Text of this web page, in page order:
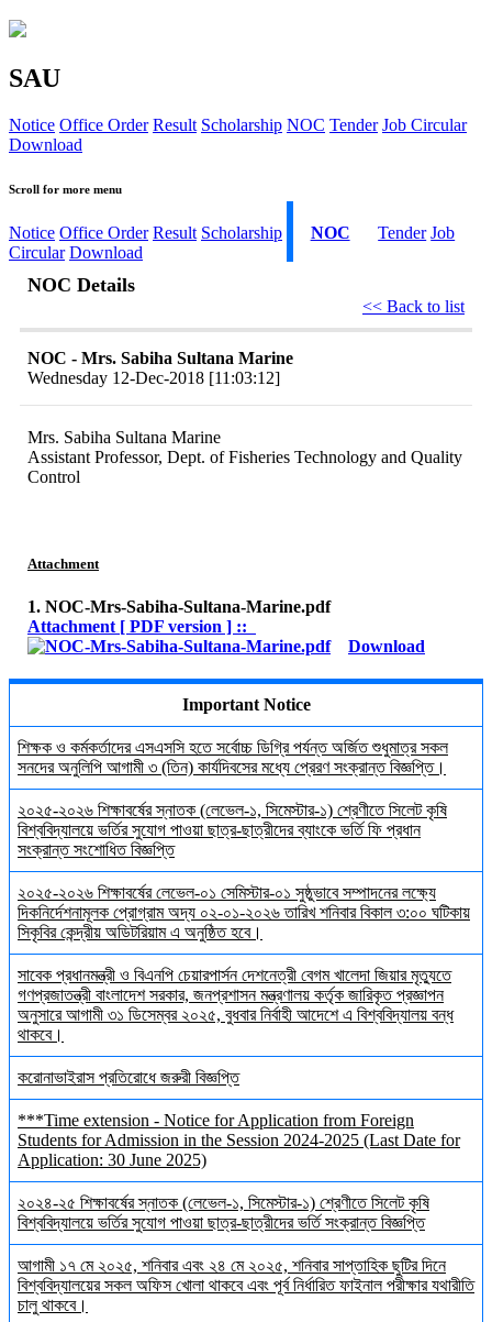
SAU
Notice Office Order Result Scholarship NOC Tender Job Circular
Download
Scroll for more menu
Notice Office Order Result Scholarship NOC Tender Job
Circular Download
NOC Details
<< Back to list
NOC - Mrs. Sabiha Sultana Marine
Wednesday 12-Dec-2018 [11:03:12]
Mrs. Sabiha Sultana Marine
Assistant Professor, Dept. of Fisheries Technology and Quality
Control
Attachment
1. NOC-Mrs-Sabiha-Sultana-Marine.pdf
Attachment [ PDF version ] ::
Download
Important Notice
শিক্ষক ও কর্মকর্তাদের এসএসসি হতে সর্বোচ্চ ডিগ্রি পর্যন্ত অর্জিত শুধুমাত্র সকল
সনদের অনুলিপি আগামী ৩ (তিন) কার্যদিবসের মধ্যে প্রেরণ সংক্রান্ত বিজ্ঞপ্তি।
২০২৫-২০২৬ শিক্ষাবর্ষের স্নাতক (লেভেল-১, সিমেস্টার-১) শ্রেণীতে সিলেট কৃষি
বিশ্ববিদ্যালয়ে ভর্তির সুযোগ পাওয়া ছাত্র-ছাত্রীদের ব্যাংকে ভর্তি ফি প্রধান
সংক্রান্ত সংশোধিত বিজ্ঞপ্তি
২০২৫-২০২৬ শিক্ষাবর্ষের লেভেল-০১ সেমিস্টার-০১ সুষ্ঠুভাবে সম্পাদনের লক্ষ্যে
দিকনির্দেশনামূলক প্রোগ্রাম অদ্য ০২-০১-২০২৬ তারিখ শনিবার বিকাল ৩:০০ ঘটিকায়
সিকৃবির কেন্দ্রীয় অডিটরিয়াম এ অনুষ্ঠিত হবে।
সাবেক প্রধানমন্ত্রী ও বিএনপি চেয়ারপার্সন দেশনেত্রী বেগম খালেদা জিয়ার মৃত্যুতে
গণপ্রজাতন্ত্রী বাংলাদেশ সরকার, জনপ্রশাসন মন্ত্রণালয় কর্তৃক জারিকৃত প্রজ্ঞাপন
অনুসারে আগামী ৩১ ডিসেম্বর ২০২৫, বুধবার নির্বাহী আদেশে এ বিশ্ববিদ্যালয় বন্ধ
থাকবে।
করোনাভাইরাস প্রতিরোধে জরুরী বিজ্ঞপ্তি
***Time extension - Notice for Application from Foreign
Students for Admission in the Session 2024-2025 (Last Date for
Application: 30 June 2025)
২০২৪-২৫ শিক্ষাবর্ষের স্নাতক (লেভেল-১, সিমেস্টার-১) শ্রেণীতে সিলেট কৃষি
বিশ্ববিদ্যালয়ে ভর্তির সুযোগ পাওয়া ছাত্র-ছাত্রীদের ভর্তি সংক্রান্ত বিজ্ঞপ্তি
আগামী ১৭ মে ২০২৫, শনিবার এবং ২৪ মে ২০২৫, শনিবার সাপ্তাহিক ছুটির দিনে
বিশ্ববিদ্যালয়ের সকল অফিস খোলা থাকবে এবং পূর্ব নির্ধারিত ফাইনাল পরীক্ষার যথারীতি
চালু থাকবে।